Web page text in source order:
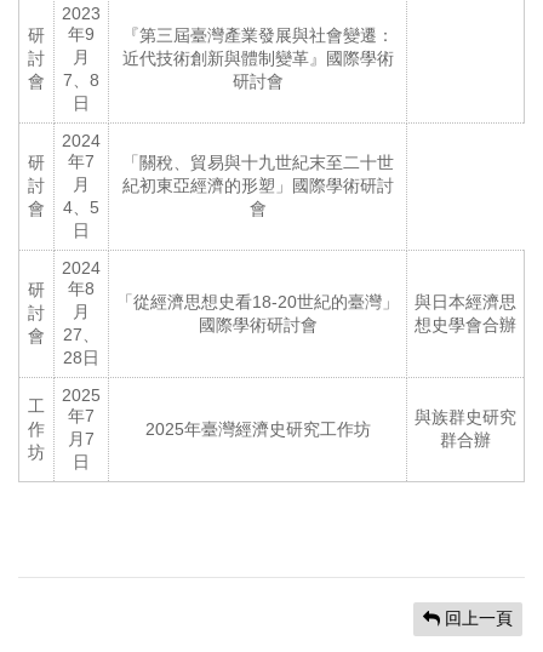
研
討
會
2023
年9
月
7、8
日
『第三屆臺灣產業發展與社會變遷：
近代技術創新與體制變革』國際學術
研討會
研
討
會
2024
年7
月
4、5
日
「關稅、貿易與十九世紀末至二十世
紀初東亞經濟的形塑」國際學術研討
會
研
討
會
2024
年8
月
27、
28日
「從經濟思想史看18-20世紀的臺灣」
國際學術研討會
與日本經濟思
想史學會合辦
工
作
坊
2025
年7
月7
日
2025年臺灣經濟史研究工作坊
與族群史研究
群合辦
回上一頁